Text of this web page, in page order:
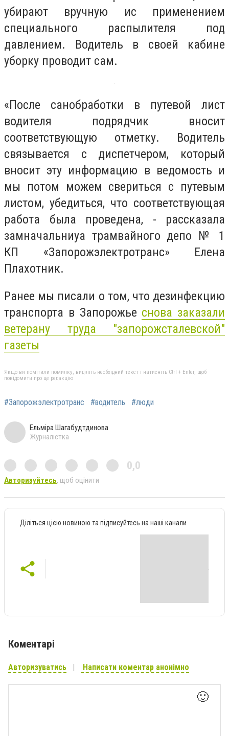
убирают вручную ис применением
специального распылителя под
давлением. Водитель в своей кабине
уборку проводит сам.
«После санобработки в путевой лист
водителя подрядчик вносит
соответствующую отметку. Водитель
связывается с диспетчером, который
вносит эту информацию в ведомость и
мы потом можем свериться с путевым
листом, убедиться, что соответствующая
работа была проведена, - рассказала
замначальниуа трамвайного депо № 1
КП «Запорожэлектротранс» Елена
Плахотник.
Ранее мы писали о том, что дезинфекцию
транспорта в Запорожье снова заказали
ветерану труда "запорожсталевской"
газеты
Якщо ви помітили помилку, виділіть необхідний текст і натисніть Ctrl + Enter, щоб
повідомити про це редакцію
#Запорожэлектротранс #водитель #люди
Ельміра Шагабудтдинова
Журналістка
0,0
Авторизуйтесь, щоб оцінити
Діліться цією новиною та підписуйтесь на наші канали
Коментарі
Авторизуватись Написати коментар анонімно
🙂